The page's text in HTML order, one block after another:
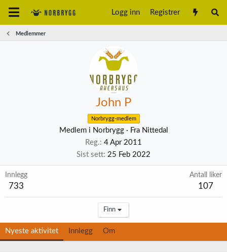
Logg inn Registrer
Medlemmer
John P
Norbrygg-medlem
Medlem i Norbrygg · Fra Nittedal
Reg. 4 Apr 2011
Sist sett 25 Feb 2022
Innlegg
733
Antall liker
107
Finn
Nyeste aktivitet Innlegg Om